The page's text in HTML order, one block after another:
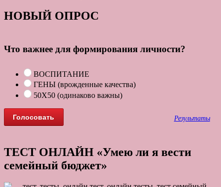
НОВЫЙ ОПРОС
Что важнее для формирования личности?
ВОСПИТАНИЕ
ГЕНЫ (врожденные качества)
50Х50 (одинаково важны)
Результаты
ТЕСТ ОНЛАЙН «Умею ли я вести
семейный бюджет»